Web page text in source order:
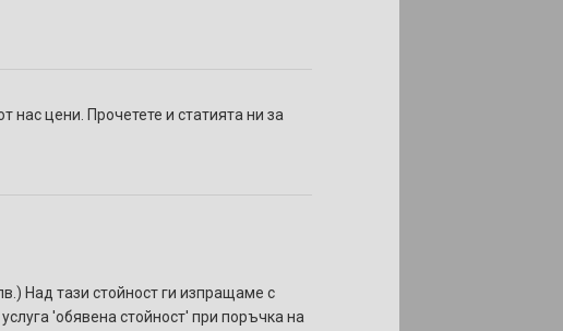
нас цени. Прочетете и статията ни за
Над тази стойност ги изпращаме с
'обявена стойност' при поръчка на